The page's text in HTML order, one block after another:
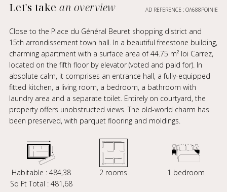
Let's takean overview AD REFERENCE : OA688POINIE
Close to the Place du Général Beuret shopping district and
15th arrondissement town hall. In a beautiful freestone building,
charming apartment with a surface area of 44.75 m² loi Carrez,
located on the fifth floor by elevator (voted and paid for). In
absolute calm, it comprises an entrance hall, a fully-equipped
fitted kitchen, a living room, a bedroom, a bathroom with
laundry area and a separate toilet. Entirely on courtyard, the
property offers unobstructed views. The old-world charm has
been preserved, with parquet flooring and moldings.
Habitable : 484,38
Sq Ft Total : 481,68
2 rooms 1 bedroom